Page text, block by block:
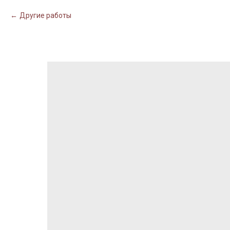
Другие работы